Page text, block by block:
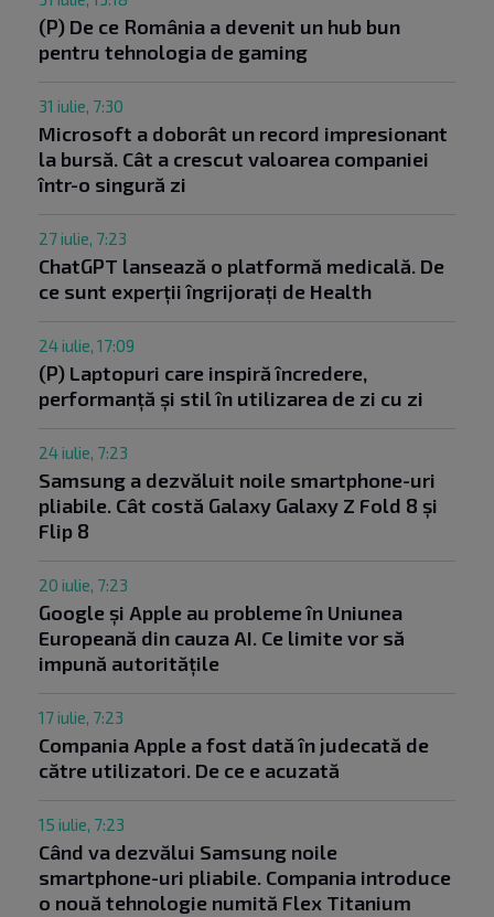
(P) De ce România a devenit un hub bun
pentru tehnologia de gaming
31 iulie, 7:30
Microsoft a doborât un record impresionant
la bursă. Cât a crescut valoarea companiei
într-o singură zi
27 iulie, 7:23
ChatGPT lansează o platformă medicală. De
ce sunt experții îngrijorați de Health
24 iulie, 17:09
(P) Laptopuri care inspiră încredere,
performanță și stil în utilizarea de zi cu zi
24 iulie, 7:23
Samsung a dezvăluit noile smartphone-uri
pliabile. Cât costă Galaxy Galaxy Z Fold 8 și
Flip 8
20 iulie, 7:23
Google și Apple au probleme în Uniunea
Europeană din cauza AI. Ce limite vor să
impună autoritățile
17 iulie, 7:23
Compania Apple a fost dată în judecată de
către utilizatori. De ce e acuzată
15 iulie, 7:23
Când va dezvălui Samsung noile
smartphone-uri pliabile. Compania introduce
o nouă tehnologie numită Flex Titanium